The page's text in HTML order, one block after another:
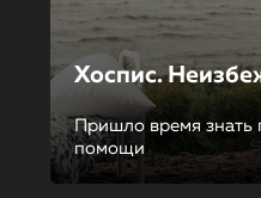
Хоспис.
Пришло время знать
помощи